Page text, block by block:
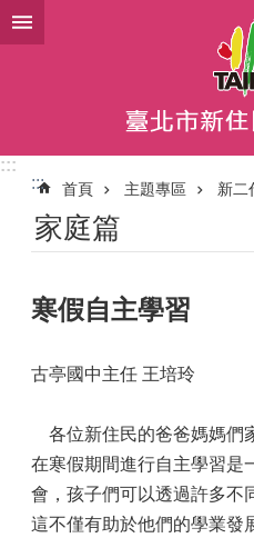
跳到主要內容區塊
:::
::: 首頁 主題專區 新二
家庭篇
寒假自主學習
古亭國中主任 王培玲
各位新住民的爸爸媽媽們
在寒假期間進行自主學習是
會，孩子們可以透過許多不
這不僅有助於他們的學業發